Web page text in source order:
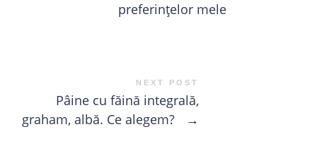
preferințelor mele
NEXT POST
Pâine cu făină integrală,
graham, albă. Ce alegem?
→